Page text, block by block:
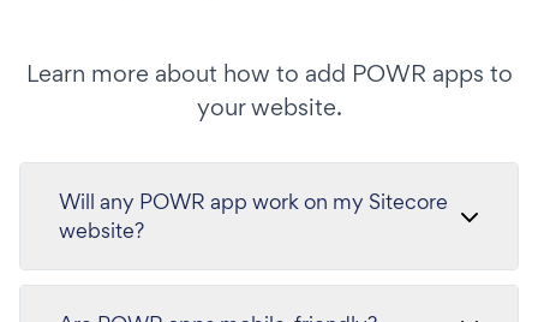
Learn more about how to add POWR apps to
your website.
Will any POWR app work on my Sitecore
website?